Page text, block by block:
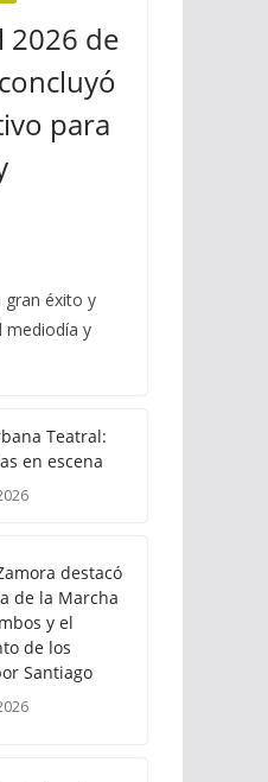
2026 de
para
gran éxito y
mediodía y
Teatral:
en escena
destacó
de la Marcha
y el
de los
Santiago